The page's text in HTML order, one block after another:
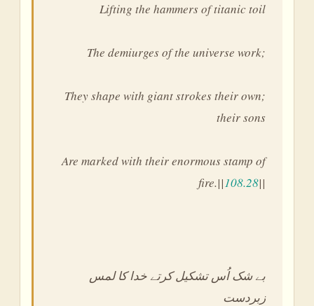
Lifting the hammers of titanic toil
The demiurges of the universe work;
They shape with giant strokes their own;
their sons
Are marked with their enormous stamp of
fire.||108.28||
بے شک اُس تشکیل کرتے خدا کا لمس
زبردست